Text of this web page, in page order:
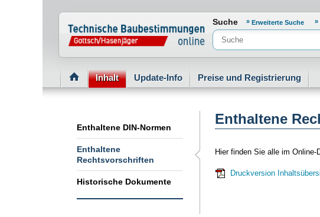
Normenportal Barrierefreiheit
Suche Erweiterte Suche
Inhalt Update-Info Preise und Registrierung
Enthaltene DIN-Normen
Enthaltene
Rechtsvorschriften
Historische Dokumente
Enthaltene
Hier finden Sie alle im
Druckversion